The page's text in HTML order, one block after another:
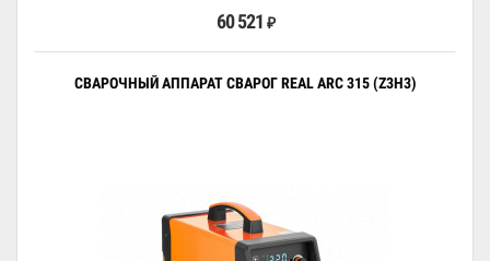
60 521 ₽
СВАРОЧНЫЙ АППАРАТ СВАРОГ REAL ARC 315 (Z3H3)